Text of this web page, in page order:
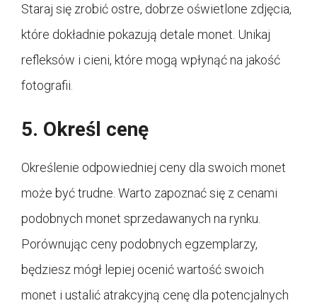
Staraj się zrobić ostre, dobrze oświetlone zdjęcia,
które dokładnie pokazują detale monet. Unikaj
refleksów i cieni, które mogą wpłynąć na jakość
fotografii.
5. Określ cenę
Określenie odpowiedniej ceny dla swoich monet
może być trudne. Warto zapoznać się z cenami
podobnych monet sprzedawanych na rynku.
Porównując ceny podobnych egzemplarzy,
będziesz mógł lepiej ocenić wartość swoich
monet i ustalić atrakcyjną cenę dla potencjalnych